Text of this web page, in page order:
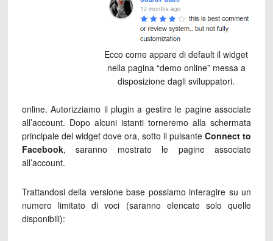
Ecco come appare di default il widget
nella pagina “demo online” messa a
disposizione dagli sviluppatori.
online. Autorizziamo il plugin a gestire le pagine associate
all’account. Dopo alcuni istanti torneremo alla schermata
principale del widget dove ora, sotto il pulsanteConnect to
Facebook, saranno mostrate le pagine associate
all’account.
Trattandosi della versione base possiamo interagire su un
numero limitato di voci (saranno elencate solo quelle
disponibili):